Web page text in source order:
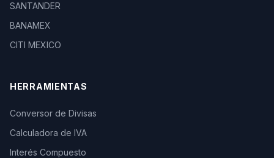
SANTANDER
BANAMEX
CITI MEXICO
HERRAMIENTAS
Conversor de Divisas
Calculadora de IVA
Interés Compuesto